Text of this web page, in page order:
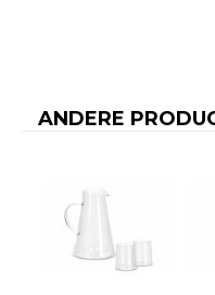
ANDERE